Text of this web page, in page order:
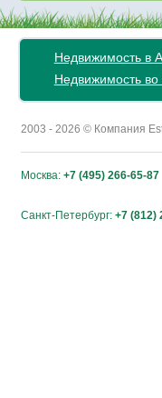
Недвижимость в
Недвижимость
2003 - 2026 © Компания
Москва: +7 (495) 266-65-87
Санкт-Петербург: +7 (812)